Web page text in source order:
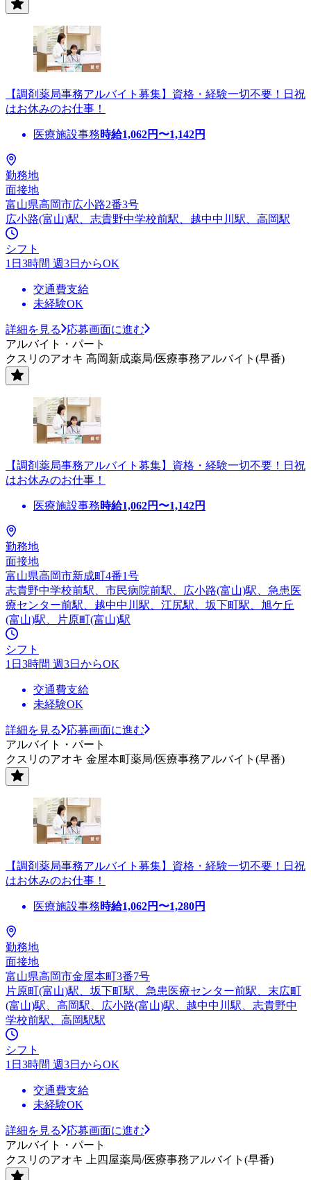
【調剤薬局事務アルバイト募集】資格・経験一切不要！日祝
はお休みのお仕事！
医療施設事務時給1,062円〜1,142円
勤務地
面接地
富山県高岡市広小路2番3号
広小路(富山)駅、志貴野中学校前駅、越中中川駅、高岡駅
シフト
1日3時間 週3日からOK
交通費支給
未経験OK
詳細を見る
応募画面に進む
アルバイト・パート
クスリのアオキ 高岡新成薬局/医療事務アルバイト(早番)
【調剤薬局事務アルバイト募集】資格・経験一切不要！日祝
はお休みのお仕事！
医療施設事務時給1,062円〜1,142円
勤務地
面接地
富山県高岡市新成町4番1号
志貴野中学校前駅、市民病院前駅、広小路(富山)駅、急患医
療センター前駅、越中中川駅、江尻駅、坂下町駅、旭ケ丘
(富山)駅、片原町(富山)駅
シフト
1日3時間 週3日からOK
交通費支給
未経験OK
詳細を見る
応募画面に進む
アルバイト・パート
クスリのアオキ 金屋本町薬局/医療事務アルバイト(早番)
【調剤薬局事務アルバイト募集】資格・経験一切不要！日祝
はお休みのお仕事！
医療施設事務時給1,062円〜1,280円
勤務地
面接地
富山県高岡市金屋本町3番7号
片原町(富山)駅、坂下町駅、急患医療センター前駅、末広町
(富山)駅、高岡駅、広小路(富山)駅、越中中川駅、志貴野中
学校前駅、高岡駅駅
シフト
1日3時間 週3日からOK
交通費支給
未経験OK
詳細を見る
応募画面に進む
アルバイト・パート
クスリのアオキ 上四屋薬局/医療事務アルバイト(早番)